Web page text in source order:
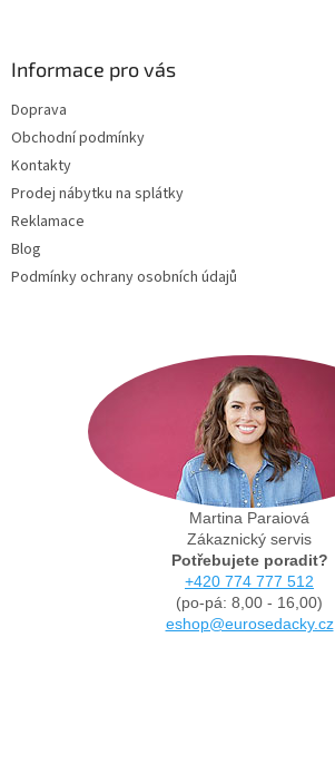
Informace pro vás
Doprava
Obchodní podmínky
Kontakty
Prodej nábytku na splátky
Reklamace
Blog
Podmínky ochrany osobních údajů
Martina Paraiová
Zákaznický servis
Potřebujete poradit?
+420 774 777 512
(po-pá: 8,00 - 16,00)
eshop@eurosedacky.cz